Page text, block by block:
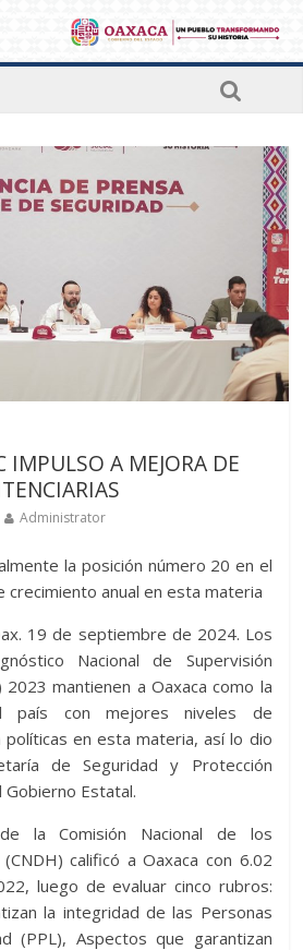
IMPULSO A MEJORA DE
Administrator
la posición número 20 en el
crecimiento anual en esta materia
19 de septiembre de 2024. Los
Nacional de Supervisión
2023 mantienen a Oaxaca como la
país con mejores niveles de
políticas en esta materia, así lo dio
de Seguridad y Protección
Gobierno Estatal.
la Comisión Nacional de los
calificó a Oaxaca con 6.02
luego de evaluar cinco rubros:
la integridad de las Personas
(PPL), Aspectos que garantizan